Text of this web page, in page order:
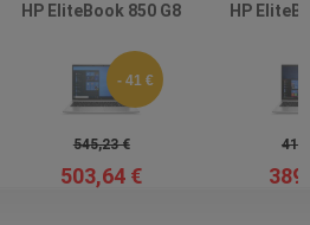
HP EliteBook 850 G8
- 41 €
545,23 €
503,64 €
HP